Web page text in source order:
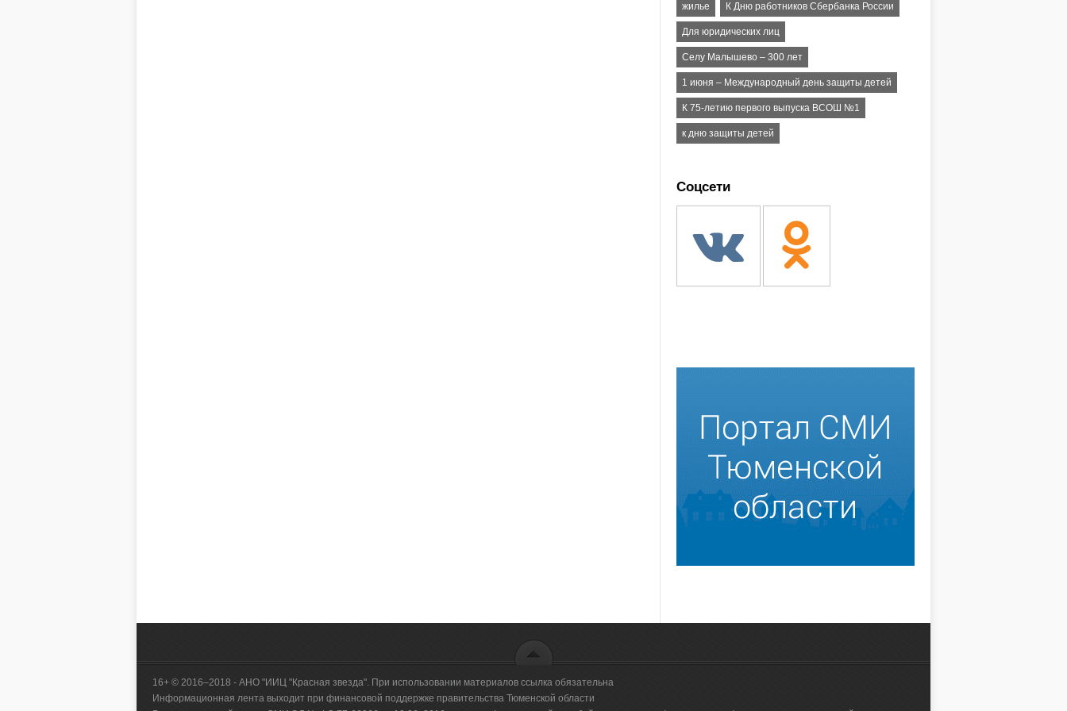
жилье К Дню работников Сбербанка России
Для юридических лиц
Селу Малышево – 300 лет
1 июня – Международный день защиты детей
К 75-летию первого выпуска ВСОШ №1
к дню защиты детей
Соцсети
16+ © 2016–2018 - АНО "ИИЦ "Красная звезда". При использовании материалов ссылка обязательна
Информационная лента выходит при финансовой поддержке правительства Тюменской области